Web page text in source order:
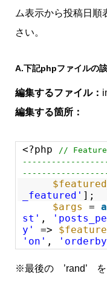
ム表示から投稿日順
さい。
A.下記phpファイルの
編集するファイル：
編集する箇所：
<?php
//
_featured' ];
$args
=
st' ,
y'
=>
'on' ,
※最後の ’rand’ を